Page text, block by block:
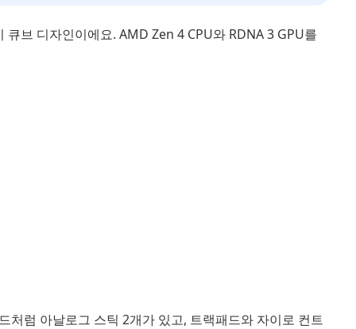
브 디자인이에요. AMD Zen 4 CPU와 RDNA 3 GPU를
처럼 아날로그 스틱 2개가 있고, 트랙패드와 자이로 컨트